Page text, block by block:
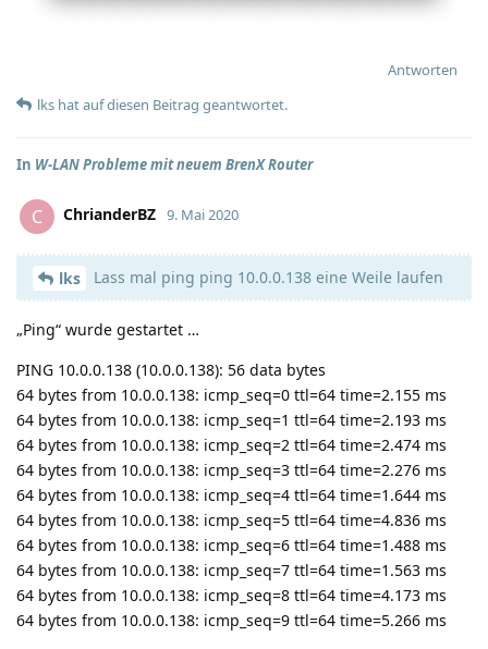
Antworten
lks hatauf diesen Beitrag geantwortet.
In W-LAN Probleme mit neuem BrenX Router
C ChrianderBZ 9. Mai 2020
lks Lass mal ping ping 10.0.0.138 eine Weile laufen
„Ping“ wurde gestartet …
PING 10.0.0.138 (10.0.0.138): 56 data bytes
64 bytes from 10.0.0.138: icmp_seq=0 ttl=64 time=2.155 ms
64 bytes from 10.0.0.138: icmp_seq=1 ttl=64 time=2.193 ms
64 bytes from 10.0.0.138: icmp_seq=2 ttl=64 time=2.474 ms
64 bytes from 10.0.0.138: icmp_seq=3 ttl=64 time=2.276 ms
64 bytes from 10.0.0.138: icmp_seq=4 ttl=64 time=1.644 ms
64 bytes from 10.0.0.138: icmp_seq=5 ttl=64 time=4.836 ms
64 bytes from 10.0.0.138: icmp_seq=6 ttl=64 time=1.488 ms
64 bytes from 10.0.0.138: icmp_seq=7 ttl=64 time=1.563 ms
64 bytes from 10.0.0.138: icmp_seq=8 ttl=64 time=4.173 ms
64 bytes from 10.0.0.138: icmp_seq=9 ttl=64 time=5.266 ms